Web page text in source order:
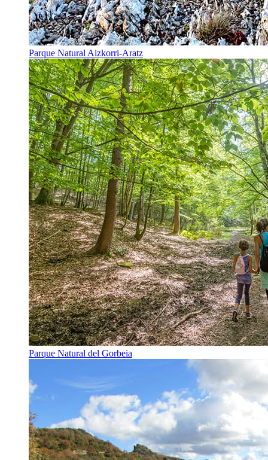
Parque Natural Aizkorri-Aratz
Parque Natural del Gorbeia